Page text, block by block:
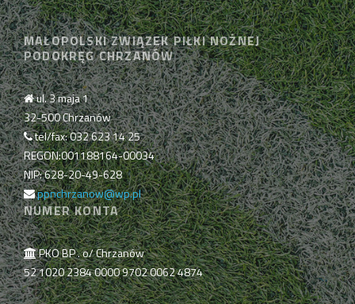
MAŁOPOLSKI ZWIĄZEK PIŁKI NOŻNEJ
PODOKRĘG CHRZANÓW
ul. 3 maja 1
32-500 Chrzanów
tel/fax: 032 623 14 25
REGON:001188164-00034
NIP: 628-20-49-628
ppnchrzanow@wp.pl
NUMER KONTA
PKO BP . o/ Chrzanów
52 1020 2384 0000 9702 0062 4874